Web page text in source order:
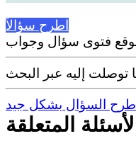
اطرح سؤالاً
طرح السؤال بشكل جيد
الأسئلة المتعلقة